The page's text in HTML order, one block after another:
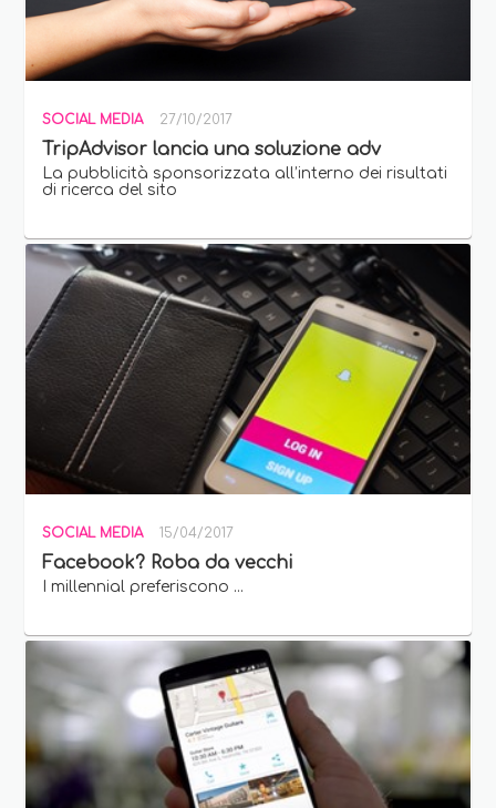
SOCIAL MEDIA 27/10/2017
TripAdvisor lancia una soluzione adv
La pubblicità sponsorizzata all’interno dei risultati
di ricerca del sito
SOCIAL MEDIA 15/04/2017
Facebook? Roba da vecchi
I millennial preferiscono ...